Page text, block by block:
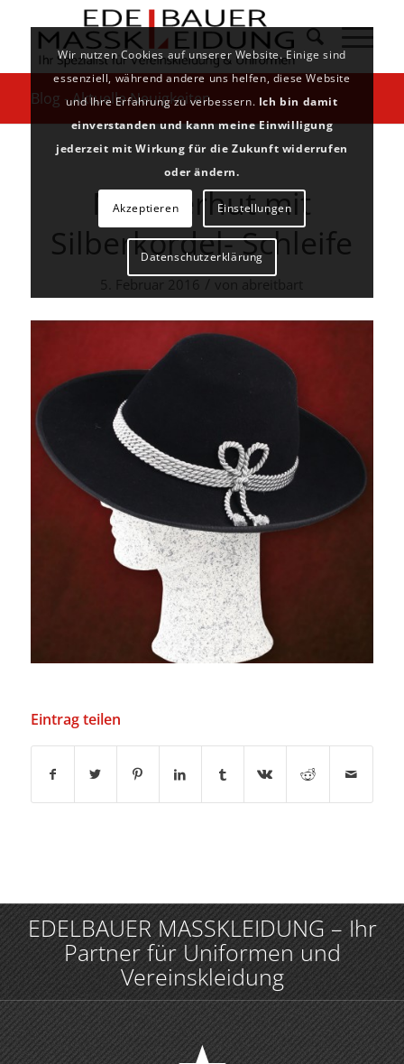
Blog - Aktuelle Neuigkeiten
Musikerhut mit
Silberkordel- Schleife
5. Februar 2016 / von abreitbart
Eintrag teilen
EDELBAUER MASSKLEIDUNG – Ihr
Partner für Uniformen und
Vereinskleidung
Wir nutzen Cookies auf unserer Website. Einige sind
essenziell, während andere uns helfen, diese Website
und Ihre Erfahrung zu verbessern. Ich bin damit
einverstanden und kann meine Einwilligung
jederzeit mit Wirkung für die Zukunft widerrufen
oder ändern.
Akzeptieren Einstellungen
Datenschutzerklärung